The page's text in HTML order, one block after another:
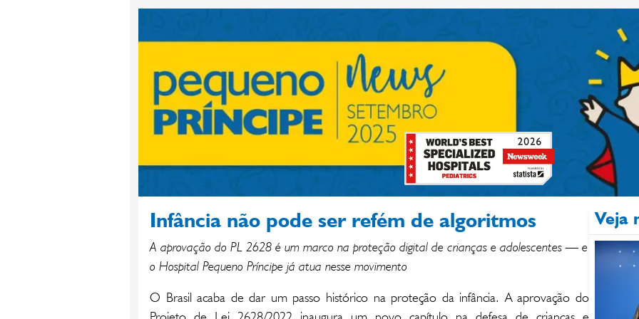
Infância não pode ser refém de algoritmos
A aprovação do PL 2628 é um marco na proteção digital de crianças e adolescentes — e
o Hospital Pequeno Príncipe já atua nesse movimento
O Brasil acaba de dar um passo histórico na proteção da infância. A aprovação do
Veja